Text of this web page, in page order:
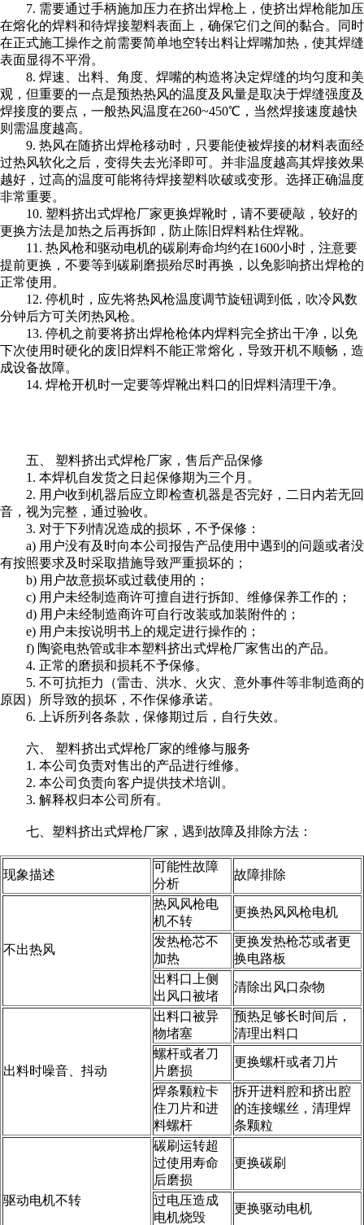
7. 需要通过手柄施加压力在挤出焊枪上，使挤出焊枪能加压
在熔化的焊料和待焊接塑料表面上，确保它们之间的黏合。同时
在正式施工操作之前需要简单地空转出料让焊嘴加热，使其焊缝
表面显得不平滑。
8. 焊速、出料、角度、焊嘴的构造将决定焊缝的均匀度和美
观，但重要的一点是预热热风的温度及风量是取决于焊缝强度及
焊接度的要点，一般热风温度在260~450℃，当然焊接速度越快
则需温度越高。
9. 热风在随挤出焊枪移动时，只要能使被焊接的材料表面经
过热风软化之后，变得失去光泽即可。并非温度越高其焊接效果
越好，过高的温度可能将待焊接塑料吹破或变形。选择正确温度
非常重要。
10. 塑料挤出式焊枪厂家更换焊靴时，请不要硬敲，较好的
更换方法是加热之后再拆卸，防止陈旧焊料粘住焊靴。
11. 热风枪和驱动电机的碳刷寿命均约在1600小时，注意要
提前更换，不要等到碳刷磨损殆尽时再换，以免影响挤出焊枪的
正常使用。
12. 停机时，应先将热风枪温度调节旋钮调到低，吹冷风数
分钟后方可关闭热风枪。
13. 停机之前要将挤出焊枪枪体内焊料完全挤出干净，以免
下次使用时硬化的废旧焊料不能正常熔化，导致开机不顺畅，造
成设备故障。
14. 焊枪开机时一定要等焊靴出料口的旧焊料清理干净。
五、 塑料挤出式焊枪厂家，售后产品保修
1. 本焊机自发货之日起保修期为三个月。
2. 用户收到机器后应立即检查机器是否完好，二日内若无回
音，视为完整，通过验收。
3. 对于下列情况造成的损坏，不予保修：
a) 用户没有及时向本公司报告产品使用中遇到的问题或者没
有按照要求及时采取措施导致严重损坏的；
b) 用户故意损坏或过载使用的；
c) 用户未经制造商许可擅自进行拆卸、维修保养工作的；
d) 用户未经制造商许可自行改装或加装附件的；
e) 用户未按说明书上的规定进行操作的；
f) 陶瓷电热管或非本塑料挤出式焊枪厂家售出的产品。
4. 正常的磨损和损耗不予保修。
5. 不可抗拒力（雷击、洪水、火灾、意外事件等非制造商的
原因）所导致的损坏，不作保修承诺。
6. 上诉所列各条款，保修期过后，自行失效。
六、 塑料挤出式焊枪厂家的维修与服务
1. 本公司负责对售出的产品进行维修。
2. 本公司负责向客户提供技术培训。
3. 解释权归本公司所有。
七、塑料挤出式焊枪厂家，遇到故障及排除方法：
现象描述
可能性故障
分析
故障排除
不出热风
热风风枪电
机不转
更换热风风枪电机
发热枪芯不
加热
更换发热枪芯或者更
换电路板
出料口上侧
出风口被堵
清除出风口杂物
出料时噪音、抖动
出料口被异
物堵塞
预热足够长时间后，
清理出料口
螺杆或者刀
片磨损
更换螺杆或者刀片
焊条颗粒卡
住刀片和进
料螺杆
拆开进料腔和挤出腔
的连接螺丝，清理焊
条颗粒
驱动电机不转
碳刷运转超
过使用寿命
后磨损
更换碳刷
过电压造成
电机烧毁
更换驱动电机